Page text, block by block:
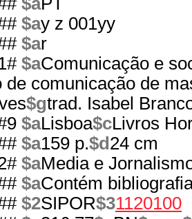
$ay z 001yy
$ar
$aComunicação e
de comunicação de
$gtrad. Isabel
$aLisboa$cLivros
$a159 p.$d 24 cm
$aMedia e
$aContém
$2SIPOR$31120100